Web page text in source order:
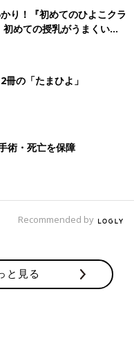
して活躍しています」
器具の第二の人生、大事
ランチをさっと手軽
短術！
子どもたちが喜ぶおいし
事では管理栄養士が手軽に
ズパーク』（2022年1月
り、現在と異なる場合が
り！『初めてのひよこクラ
めての授乳がうまくい
本と夏のトラブル 解決テ
の「たまひよ」
術・死亡を保障
Recommended by
と見る